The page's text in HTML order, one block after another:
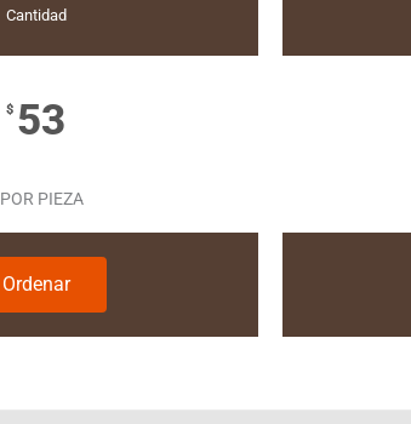
Cantidad
$ 53
POR PIEZA
Ordenar